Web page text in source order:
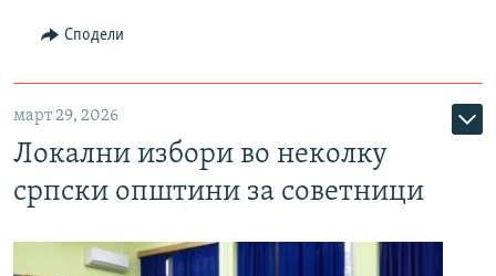
Сподели
март 29, 2026
Локални избори во неколку
српски општини за советници